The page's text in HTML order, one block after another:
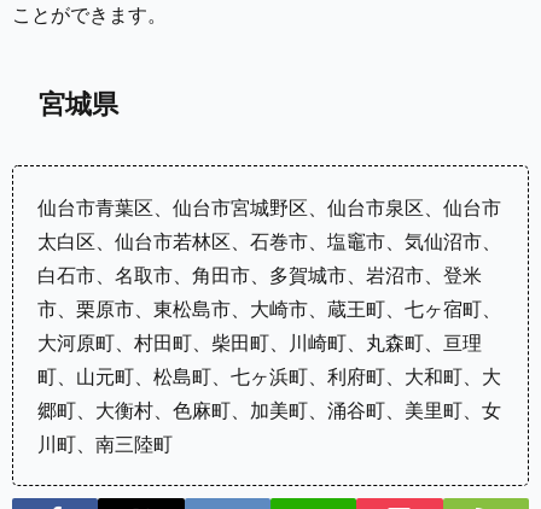
ことができます。
宮城県
仙台市青葉区、仙台市宮城野区、仙台市泉区、仙台市
太白区、仙台市若林区、石巻市、塩竈市、気仙沼市、
白石市、名取市、角田市、多賀城市、岩沼市、登米
市、栗原市、東松島市、大崎市、蔵王町、七ヶ宿町、
大河原町、村田町、柴田町、川崎町、丸森町、亘理
町、山元町、松島町、七ヶ浜町、利府町、大和町、大
郷町、大衡村、色麻町、加美町、涌谷町、美里町、女
川町、南三陸町